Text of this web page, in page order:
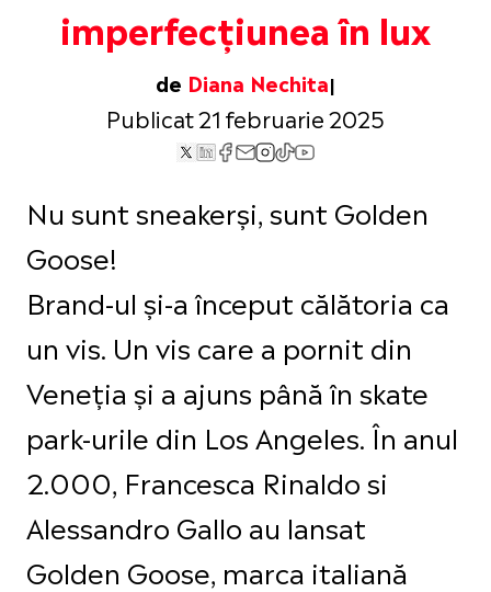
imperfecțiunea în lux
de Diana Nechita
Publicat 21 februarie 2025
Nu sunt sneakerși, sunt Golden
Goose!
Brand-ul și-a început călătoria ca
un vis. Un vis care a pornit din
Veneția și a ajuns până în skate
park-urile din Los Angeles. În anul
2.000, Francesca Rinaldo si
Alessandro Gallo au lansat
Golden Goose, marca italiană